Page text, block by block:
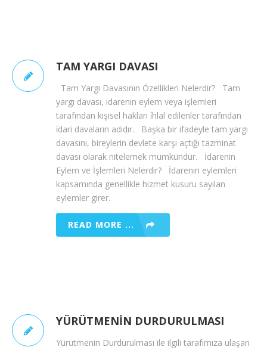
TAM YARGI DAVASI
Tam Yargı Davasının Özellikleri Nelerdir? Tam
yargı davası, idarenin eylem veya işlemleri
tarafından kişisel hakları i̇hlal edilenler tarafından
i̇dari davaların adıdır. Başka bir ifadeyle tam yargı
davasını, bireylerin devlete karşı açtığı tazminat
davası olarak nitelemek mümkündür. İdarenin
Eylem ve İşlemleri Nelerdir? İdarenin eylemleri
kapsamında genellikle hizmet kusuru sayılan
eylemler girer.
READ MORE ...
YÜRÜTMENIN DURDURULMASI
Yürütmenin Durdurulması ile ilgili tarafımıza ulaşan